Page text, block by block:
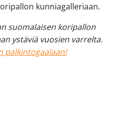
kunniagalleriaan.
suomalaisen koripallon
ystäviä vuosien varrelta.
palkintogaalaan!